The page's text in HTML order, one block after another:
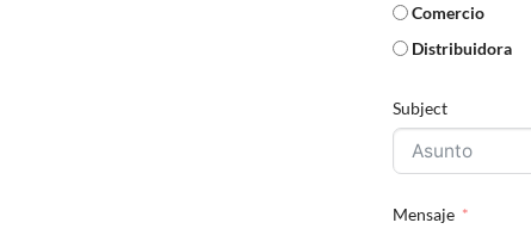
Comercio
Distribuidora
Subject
Mensaje